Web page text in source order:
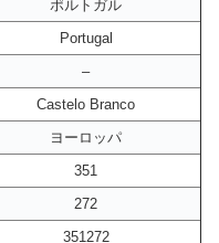
ポルトガル
Portugal
–
Castelo Branco
ヨーロッパ
351
272
351272